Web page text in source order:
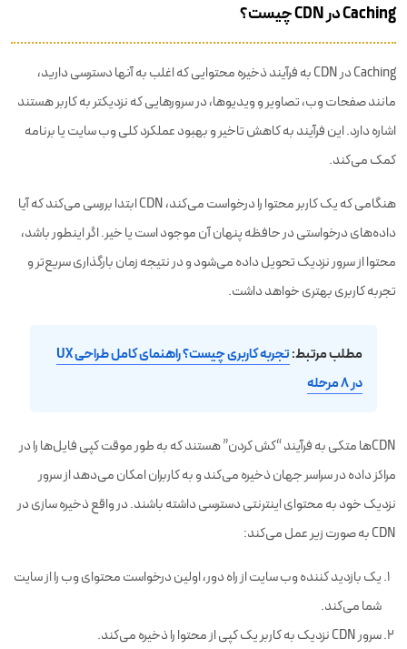
Caching در CDN چیست؟
Caching در CDN به فرآیند ذخیره محتوایی که اغلب به آنها دسترسی دارید،
مانند صفحات وب، تصاویر و ویدیوها، در سرورهایی که نزدیکتر به کاربر هستند
اشاره دارد. این فرآیند به کاهش تاخیر و بهبود عملکرد کلی وب سایت یا برنامه
کمک می‌کند.
هنگامی که یک کاربر محتوا را درخواست می‌کند، CDN ابتدا بررسی می‌کند که آیا
داده‌های درخواستی در حافظه پنهان آن موجود است یا خیر. اگر اینطور باشد،
محتوا از سرور نزدیک تحویل داده می‌شود و در نتیجه زمان بارگذاری سریع‌تر و
تجربه کاربری بهتری خواهد داشت.
مطلب مرتبط:
تجربه کاربری چیست؟ راهنمای کامل طراحی UX
در ۸ مرحله
CDNها متکی به فرآیند “کش کردن” هستند که به طور موقت کپی فایل‌ها را در
مراکز داده در سراسر جهان ذخیره می‌کند و به کاربران امکان می‌دهد از سرور
نزدیک خود به محتوای اینترنتی دسترسی داشته باشند. در واقع ذخیره سازی در
CDN به صورت زیر عمل می‌کند:
یک بازدید کننده وب سایت از راه دور، اولین درخواست محتوای وب را از سایت
شما می‌کند.
سرور CDN نزدیک به کاربر یک کپی از محتوا را ذخیره می‌کند.